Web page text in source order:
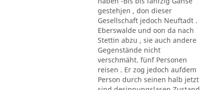
gestehjen , don dieser
Gesellschaft jedoch Neuftadt .
Eberswalde und oon da nach
Stettin abzu , sie auch andere
Gegenstände nicht
verschmäht. fünf Personen
reisen . Er zog jedoch aufdem
Person durch seinen halb jetzt